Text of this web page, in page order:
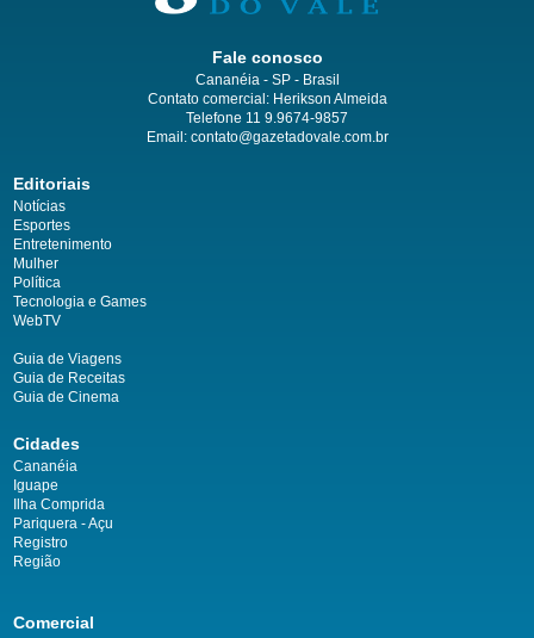
Fale conosco
Cananéia - SP - Brasil
Contato comercial: Herikson Almeida
Telefone 11 9.9674-9857
Email: contato@gazetadovale.com.br
Editoriais
Notícias
Esportes
Entretenimento
Mulher
Política
Tecnologia e Games
WebTV
Guia de Viagens
Guia de Receitas
Guia de Cinema
Cidades
Cananéia
Iguape
Ilha Comprida
Pariquera - Açu
Registro
Região
Comercial